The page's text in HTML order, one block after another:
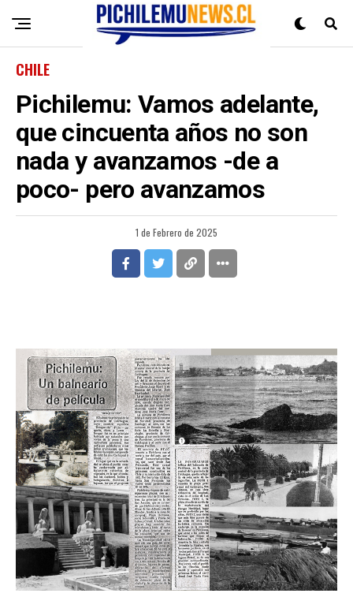
CHILE
Pichilemu: Vamos adelante,
que cincuenta años no son
nada y avanzamos -de a
poco- pero avanzamos
1 de Febrero de 2025